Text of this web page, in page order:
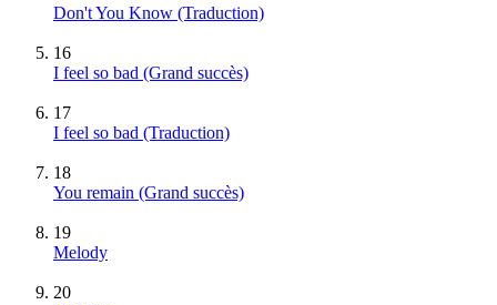
Don't You Know (Traduction)
16
I feel so bad (Grand succès)
17
I feel so bad (Traduction)
18
You remain (Grand succès)
19
Melody
20